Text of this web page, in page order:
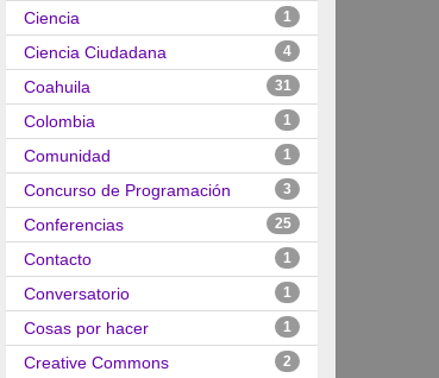
Ciencia 1
Ciencia Ciudadana 4
Coahuila 31
Colombia 1
Comunidad 1
Concurso de Programación 3
Conferencias 25
Contacto 1
Conversatorio 1
Cosas por hacer 1
Creative Commons 2